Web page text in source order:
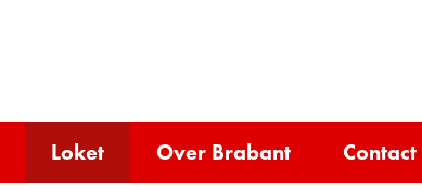
inhoud
Loket Over Brabant Contact